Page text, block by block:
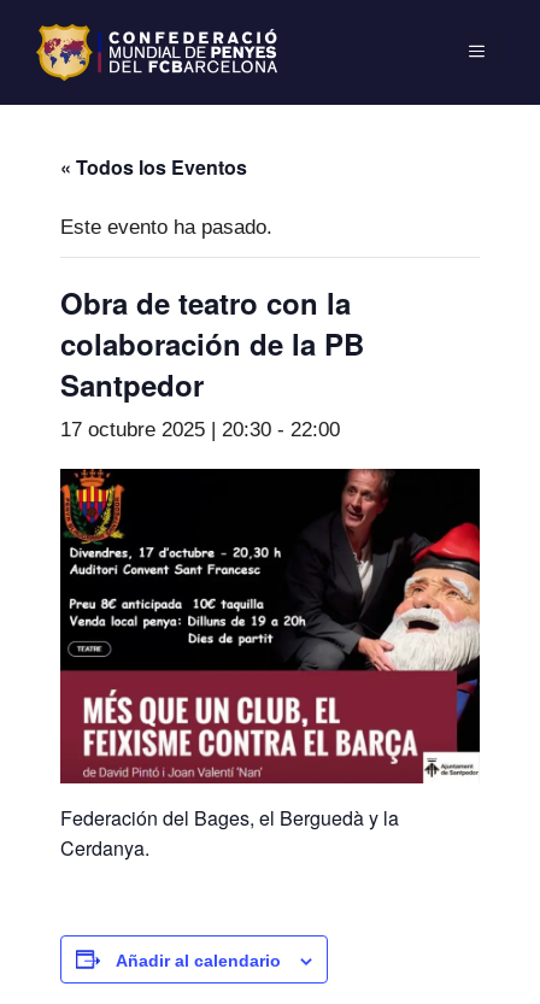
« Todos los Eventos
Este evento ha pasado.
Obra de teatro con la
colaboración de la PB
Santpedor
17 octubre 2025 | 20:30 - 22:00
Federación del Bages, el Berguedà y la
Cerdanya.
Añadir al calendario